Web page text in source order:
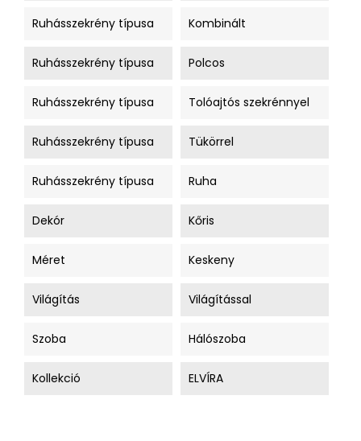
Ruhásszekrény típusa Kombinált
Ruhásszekrény típusa Polcos
Ruhásszekrény típusa Tolóajtós szekrénnyel
Ruhásszekrény típusa Tükörrel
Ruhásszekrény típusa Ruha
Dekór Kőris
Méret Keskeny
Világítás Világítással
Szoba Hálószoba
Kollekció ELVÍRA